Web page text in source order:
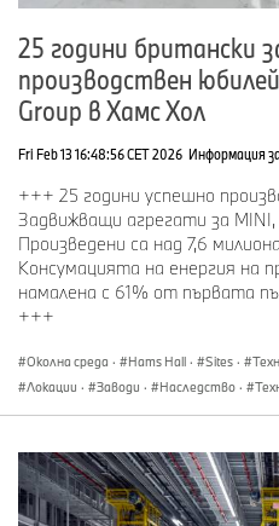
25 години британски
производствен
Group в Хамс Хол
Fri Feb 13 16:48:56 CET 2026 Информация
+++ 25 години успешно
Задвижващи агрегати за
Произведени са над 7,6
Консумацията на енергия на
намалена с 61% от първата
+++
Околна среда · Hams Hall · Sites ·
Локации · Заводи · Наследство ·